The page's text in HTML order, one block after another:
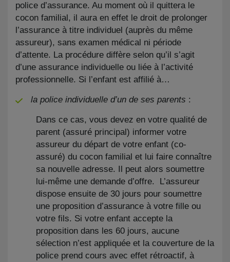
police d’assurance. Au moment où il quittera le
cocon familial, il aura en effet le droit de prolonger
l’assurance à titre individuel (auprès du même
assureur), sans examen médical ni période
d’attente. La procédure diffère selon qu’il s’agit
d’une assurance individuelle ou liée à l’activité
professionnelle. Si l’enfant est affilié à…
la police individuelle d’un de ses parents :
Dans ce cas, vous devez en votre qualité de
parent (assuré principal) informer votre
assureur du départ de votre enfant (co-
assuré) du cocon familial et lui faire connaître
sa nouvelle adresse. Il peut alors soumettre
lui-même une demande d’offre. L’assureur
dispose ensuite de 30 jours pour soumettre
une proposition d’assurance à votre fille ou
votre fils. Si votre enfant accepte la
proposition dans les 60 jours, aucune
sélection n’est appliquée et la couverture de la
police prend cours avec effet rétroactif, à